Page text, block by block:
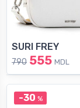
SURI FREY
790 555 MDL
-30 %